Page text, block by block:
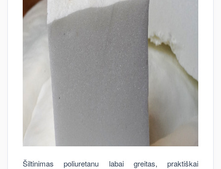
Šiltinimas poliuretanu labai greitas, praktiškai